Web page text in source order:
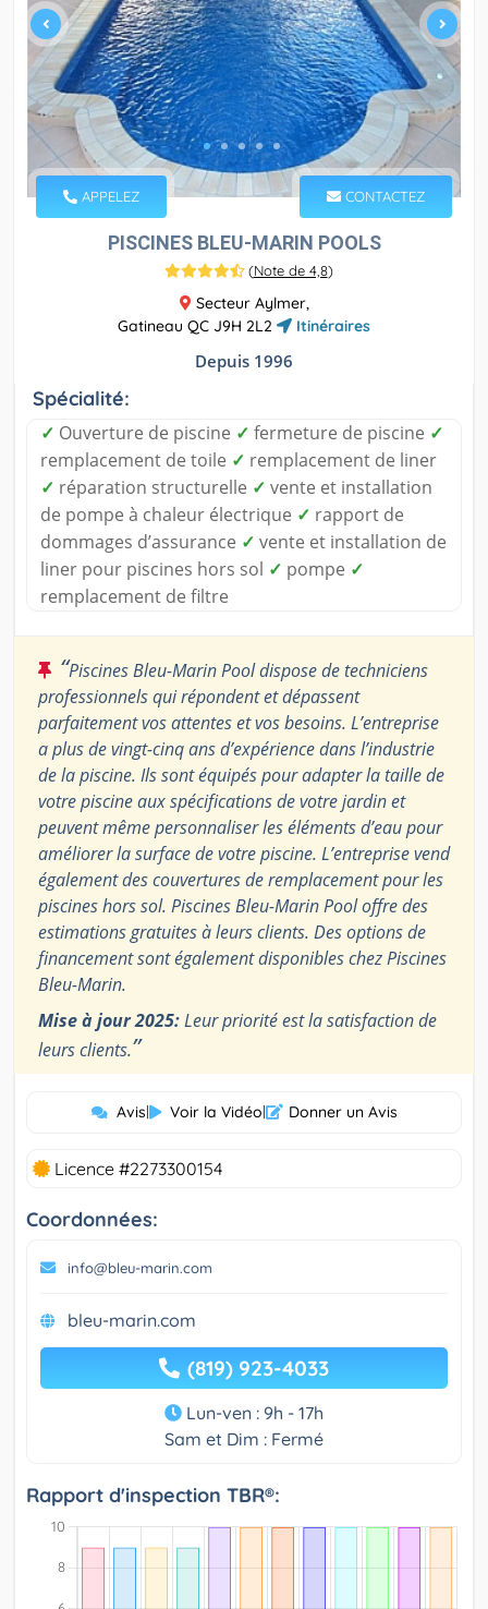
APPELEZ CONTACTEZ
PISCINES BLEU-MARIN POOLS
(Note de 4,8)
Secteur Aylmer,
Gatineau QC J9H 2L2
Itinéraires
Depuis 1996
Spécialité:
✓ Ouverture de piscine ✓ fermeture de piscine ✓
remplacement de toile ✓ remplacement de liner
✓ réparation structurelle ✓ vente et installation
de pompe à chaleur électrique ✓ rapport de
dommages d’assurance ✓ vente et installation de
liner pour piscines hors sol ✓ pompe ✓
remplacement de filtre
“Piscines Bleu-Marin Pool dispose de techniciens
professionnels qui répondent et dépassent
parfaitement vos attentes et vos besoins. L’entreprise
a plus de vingt-cinq ans d’expérience dans l’industrie
de la piscine. Ils sont équipés pour adapter la taille de
votre piscine aux spécifications de votre jardin et
peuvent même personnaliser les éléments d’eau pour
améliorer la surface de votre piscine. L’entreprise vend
également des couvertures de remplacement pour les
piscines hors sol. Piscines Bleu-Marin Pool offre des
estimations gratuites à leurs clients. Des options de
financement sont également disponibles chez Piscines
Bleu-Marin.
Mise à jour 2025:Leur priorité est la satisfaction de
leurs clients.”
Avis| Voir la Vidéo| Donner un Avis
Licence #2273300154
Coordonnées:
info@bleu-marin.com
bleu-marin.com
(819) 923-4033
Lun-ven : 9h - 17h
Sam et Dim : Fermé
Rapport d'inspection TBR®: